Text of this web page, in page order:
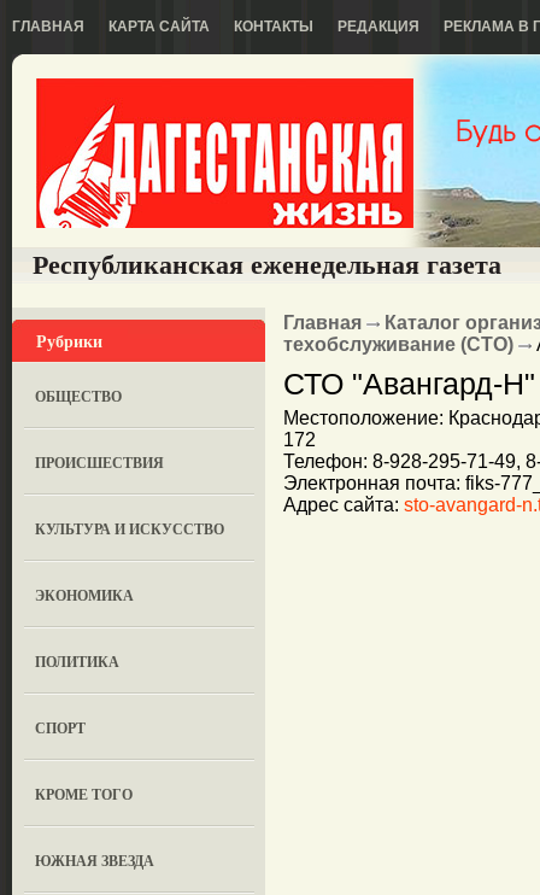
ГЛАВНАЯ КАРТА САЙТА КОНТАКТЫ РЕДАКЦИЯ РЕКЛАМА В
Республиканская еженедельная газета
Рубрики
ОБЩЕСТВО
ПРОИСШЕСТВИЯ
КУЛЬТУРА И ИСКУССТВО
ЭКОНОМИКА
ПОЛИТИКА
СПОРТ
КРОМЕ ТОГО
ЮЖНАЯ ЗВЕЗДА
Главная
Каталог
техобслуживание (СТО)
СТО "Авангард-Н"
Местоположение:
172
Телефон: 8-928-295-71-49,
Электронная почта: fiks-
Адрес сайта: sto-avangard-